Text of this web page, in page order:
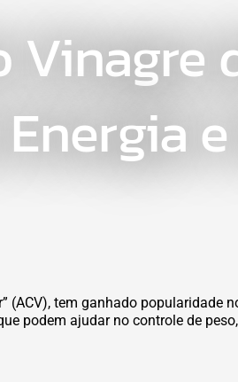
(ACV), tem ganhado
podem ajudar no controle de